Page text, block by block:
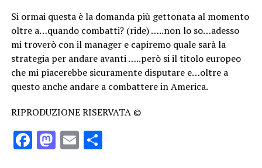
Si ormai questa è la domanda più gettonata al momento
oltre a…quando combatti? (ride) …..non lo so…adesso
mi troverò con il manager e capiremo quale sarà la
strategia per andare avanti …..però si il titolo europeo
che mi piacerebbe sicuramente disputare e…oltre a
questo anche andare a combattere in America.
RIPRODUZIONE RISERVATA ©
Facebook
Mastodon
EmailCondividi